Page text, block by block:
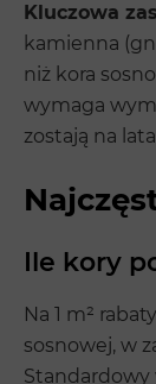
Kluczowa
kamienna
niż kora
wymaga
zostają na
Ile kory
Na 1 m²
sosnowej, w
Standardowy